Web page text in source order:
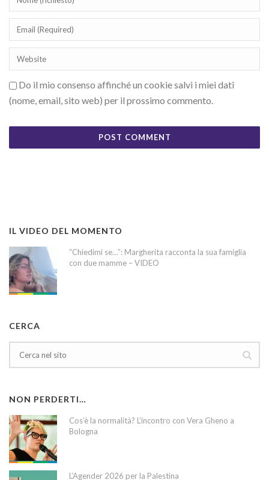
Do il mio consenso affinché un cookie salvi i miei dati
(nome, email, sito web) per il prossimo commento.
IL VIDEO DEL MOMENTO
“Chiedimi se…”: Margherita racconta la sua famiglia
con due mamme – VIDEO
CERCA
NON PERDERTI…
Cos’è la normalità? L’incontro con Vera Gheno a
Bologna
L’Agender 2026 per la Palestina